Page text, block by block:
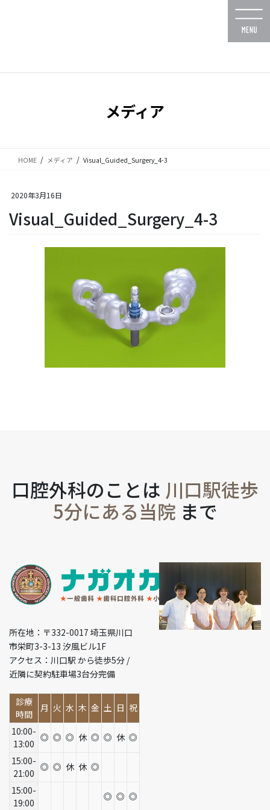
メディア
HOME メディア Visual_Guided_Surgery_4-3
2020年3月16日
Visual_Guided_Surgery_4-3
口腔外科のことは 川口駅徒歩
5分にある当院 まで
所在地：〒332-0017 埼玉県川口
市栄町3-3-13 汐風ビル1F
アクセス：川口駅 から徒歩5分 /
近隣に契約駐車場3台分完備
診療
時間
月 火 水 木 金 土 日 祝
10:00-
13:00
◎ ◎ ◎ 休 ◎ ◎ 休 ◎
15:00-
21:00
◎ ◎ 休 休 ◎
15:00-
19:00
◎ ◎ ◎